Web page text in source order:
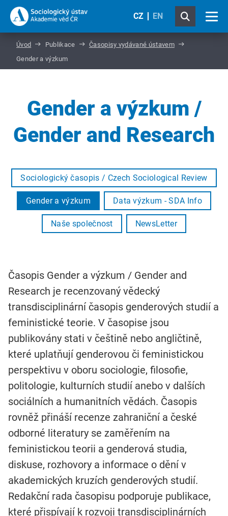
CZ EN
Úvod Publikace
Časopisy vydávané ústavem
Gender a výzkum
Gender a výzkum /
Gender and Research
Sociologický časopis / Czech Sociological Review
Gender a výzkum Data výzkum - SDA Info
Naše společnost NewsLetter
Časopis Gender a výzkum / Gender and
Research je recenzovaný vědecký
transdisciplinární časopis genderových studií a
feministické teorie. V časopise jsou
publikovány stati v češtině nebo angličtině,
které uplatňují genderovou či feministickou
perspektivu v oboru sociologie, filosofie,
politologie, kulturních studií anebo v dalších
sociálních a humanitních vědách. Časopis
rovněž přináší recenze zahraniční a české
odborné literatury se zaměřením na
feministickou teorii a genderová studia,
diskuse, rozhovory a informace o dění v
akademických kruzích genderových studií.
Redakční rada časopisu podporuje publikace,
které přispívají k rozvoji transdisciplinárních